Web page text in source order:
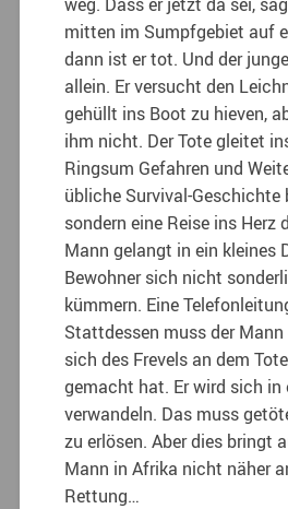
mitten im Sumpfgebiet auf
dann ist er tot. Und der
allein. Er versucht den
gehüllt ins Boot zu hieven,
ihm nicht. Der Tote gleitet
Ringsum Gefahren und
übliche Survival-Geschichte
sondern eine Reise ins Herz
Mann gelangt in ein kleines
Bewohner sich nicht
kümmern. Eine
Stattdessen muss der Mann
sich des Frevels an dem
gemacht hat. Er wird sich in
verwandeln. Das muss
zu erlösen. Aber dies bringt
Mann in Afrika nicht näher
Rettung…